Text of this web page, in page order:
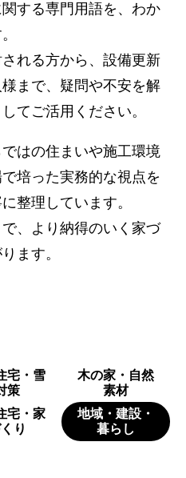
する専門用語を、わか
れる方から、設備更新
まで、疑問や不安を解
てご活用ください。
はの住まいや施工環境
培った実務的な視点を
整理しています。
、より納得のいく家づ
ます。
宅・雪
策
木の家・自然
素材
宅・家
り
地域・建設・
暮らし